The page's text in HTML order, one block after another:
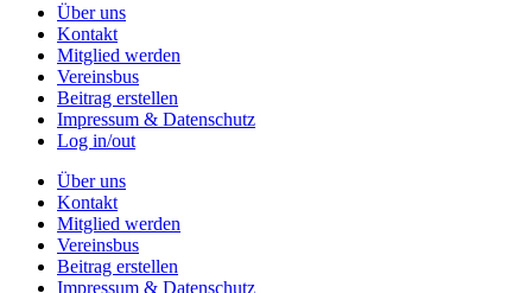
Über uns
Kontakt
Mitglied werden
Vereinsbus
Beitrag erstellen
Impressum & Datenschutz
Log in/out
Über uns
Kontakt
Mitglied werden
Vereinsbus
Beitrag erstellen
Impressum & Datenschutz